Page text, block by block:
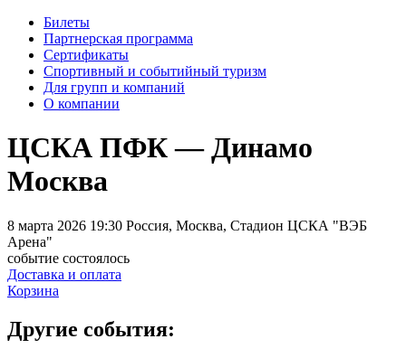
Билеты
Партнерская программа
Сертификаты
Спортивный и событийный туризм
Для групп и компаний
О компании
ЦСКА ПФК — Динамо
Москва
8 марта 2026 19:30 Россия, Москва, Стадион ЦСКА "ВЭБ
Арена"
событие состоялось
Доставка и оплата
Корзина
Другие события: